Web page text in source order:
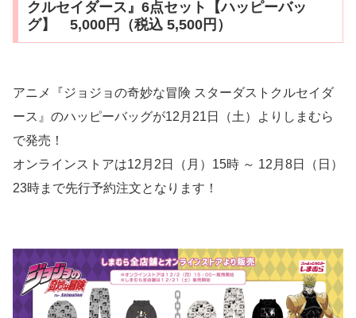
クルセイダース』6点セット【ハッピーバッ
グ】 5,000円（税込 5,500円）
アニメ『ジョジョの奇妙な冒険 スターダストクルセイダ
ース』のハッピーバッグが12月21日（土）よりしまむら
で発売！
オンラインストアは12月2日（月）15時 ～ 12月8日（日）
23時まで先行予約注文となります！